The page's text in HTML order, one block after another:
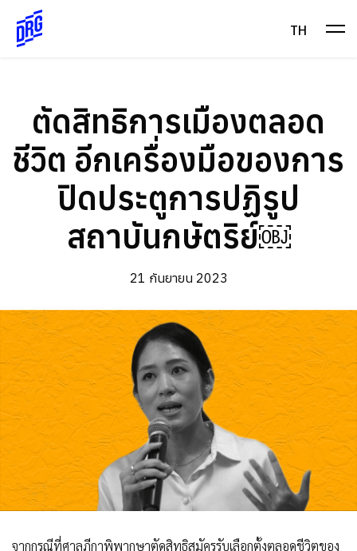
content
TH
ตัดสิทธิการเมืองตลอด
ชีวิต อีกเครื่องมือของการ
ปิดประตูการปฏิรูป
สถาบันกษัตริย์￼
21 กันยายน 2023
จากกรณีที่ศาลฎีกาพิพากษาตัดสิทธิสมัครรับเลือกตั้งตลอดชีวิตของ